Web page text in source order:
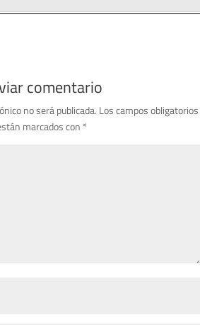
comentario
no será publicada. Los campos obligatorios
marcados con *